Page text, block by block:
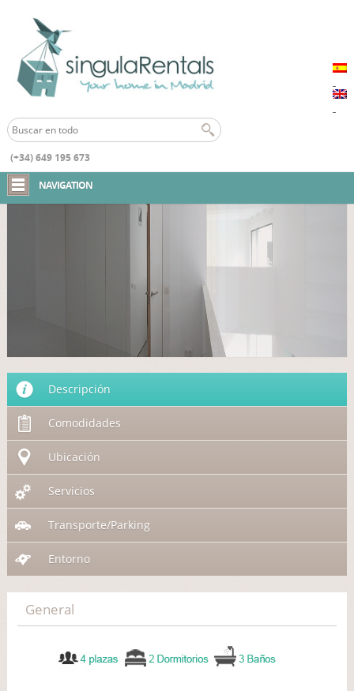
(+34) 649 195 673
NAVIGATION
Descripción
Comodidades
Ubicación
Servicios
Transporte/Parking
Entorno
General